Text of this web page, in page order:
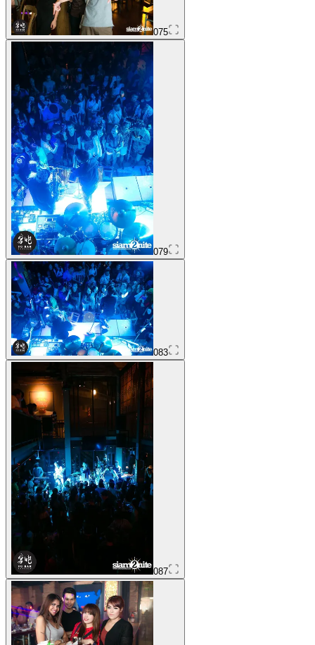
075
079
083
087